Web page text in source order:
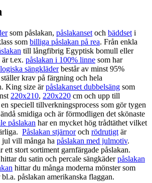
som påslakan, påslakanset och bäddset i
som billiga påslakan på rea. Från enkla
till långfibrig Egyptisk bomull eller
t.ex. påslakan i 100% linne som har
sängkläderbestår av minst 95%
krav på färgning och hela
King size ärpåslakanset dubbelsäng som
220x210, 220x220 cm och upp till
speciell tillverkningsprocess som gör tygen
smidiga och är förmodligen det skönaste
påslakan har en mycket hög trådtäthet vilket
Påslakan stjärnoroch rödrutigt är
jul vill många ha påslakan med julmotiv.
ett stort sortiment garnfärgade påslakan.
du satin och percale sängkäderpåslakan
hittar du många moderna mönster som
påslakan amerikanska flaggan.